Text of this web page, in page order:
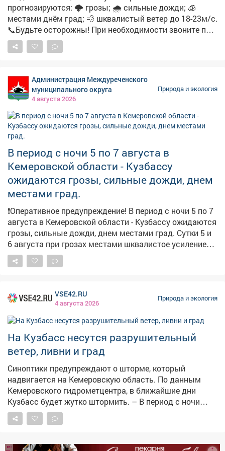
тепло из Средней Азии. Внесли свой
вкладиатмосферные волны Россби, формирующие
мощные "воздушные горы", удерживающие жар.
Чередько добавляет, что во время засухи земля
становится плотной, и если после этого резко
паводок. Более того, влажность воздуха резко
вырастет, потому система охлаждения организма у
человека даст сбой: вместо облегчения после осадков
кажется, что стало ещёболее душно. Напомним,
август прогнозируется в Кузбассе чуть теплее нормы ,
но в целом комфортный.
прогнозируются: 🌩 грозы; 🌧 сильные дожди; 🧊
местами днём град; 💨 шквалистый ветер до 18-23м/с.
📞Будьте осторожны! При необходимости звоните по
номеру112.
Администрация Междуреченского
муниципального округа
4 августа 2026
Природа и экология
В период с ночи 5 по 7 августа в
Кемеровской области - Кузбассу
ожидаются грозы, сильные дожди, днем
местами град.
❗️Оперативное предупреждение! В период с ночи 5 по 7
августа в Кемеровской области - Кузбассу ожидаются
грозы, сильные дожди, днем местами град. Сутки 5 и
6 августа при грозах местами шквалистое усиление
юго-западного ветра 18-23 м/с.
VSE42.RU
4 августа 2026
Природа и экология
На Кузбасс несутся разрушительный
ветер, ливни и град
Синоптики предупреждают о шторме, который
надвигается на Кемеровскую область. По данным
Кемеровского гидрометцентра, в ближайшие дни
Кузбасс будет жутко штормить. – В период с ночи
05.08.26 по ночь 07.08.26 местами по области
ожидаются грозы, сильные дожди, днём местами
шквалистое усиление юго-западного ветра 18-23 м/с,